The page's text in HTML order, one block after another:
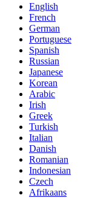
English
French
German
Portuguese
Spanish
Russian
Japanese
Korean
Arabic
Irish
Greek
Turkish
Italian
Danish
Romanian
Indonesian
Czech
Afrikaans